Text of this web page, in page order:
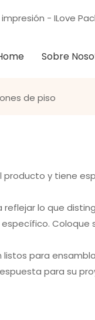
- ILove
Sobre
de piso
y tiene
lo que
Coloque
para
para su